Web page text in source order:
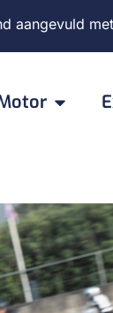
aangevuld